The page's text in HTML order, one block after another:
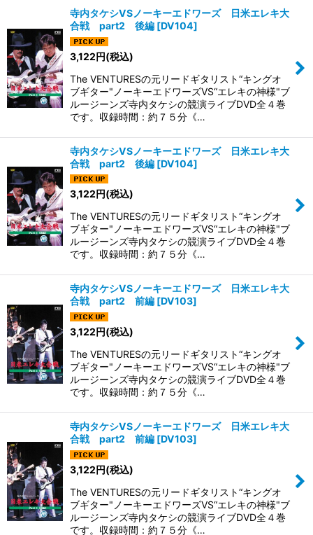
寺内タケシVSノーキーエドワーズ 日米エレキ大
合戦 part2 後編 [DV104]
3,122円(税込)
The VENTURESの元リードギタリスト“キングオ
ブギター"ノーキーエドワーズVS“エレキの神様"ブ
ルージーンズ寺内タケシの競演ライブDVD全４巻
です。収録時間：約７５分《…
寺内タケシVSノーキーエドワーズ 日米エレキ大
合戦 part2 後編 [DV104]
3,122円(税込)
The VENTURESの元リードギタリスト“キングオ
ブギター"ノーキーエドワーズVS“エレキの神様"ブ
ルージーンズ寺内タケシの競演ライブDVD全４巻
です。収録時間：約７５分《…
寺内タケシVSノーキーエドワーズ 日米エレキ大
合戦 part2 前編 [DV103]
3,122円(税込)
The VENTURESの元リードギタリスト“キングオ
ブギター"ノーキーエドワーズVS“エレキの神様"ブ
ルージーンズ寺内タケシの競演ライブDVD全４巻
です。収録時間：約７５分《…
寺内タケシVSノーキーエドワーズ 日米エレキ大
合戦 part2 前編 [DV103]
3,122円(税込)
The VENTURESの元リードギタリスト“キングオ
ブギター"ノーキーエドワーズVS“エレキの神様"ブ
ルージーンズ寺内タケシの競演ライブDVD全４巻
です。収録時間：約７５分《…